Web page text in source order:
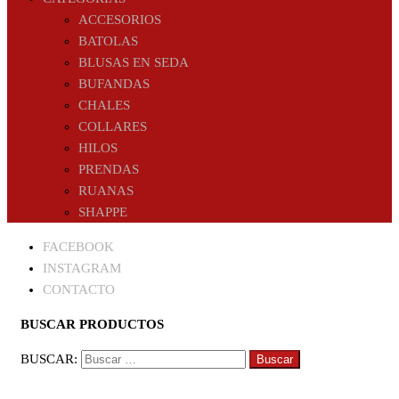
ACCESORIOS
BATOLAS
BLUSAS EN SEDA
BUFANDAS
CHALES
COLLARES
HILOS
PRENDAS
RUANAS
SHAPPE
FACEBOOK
INSTAGRAM
CONTACTO
BUSCAR PRODUCTOS
BUSCAR: